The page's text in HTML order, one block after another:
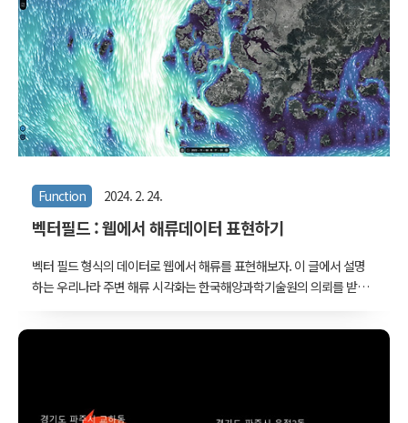
을 올려 웹브라우저에서 시각화하는 경우라면 그리 문제는 안 된다. 보
통의 컴퓨터들의 성능이 많이 좋아졌기 때문에 웬만한 컴퓨터에서 웹
브라우저로 100MB 남짓의 데이터를 올려서 그리는건 큰 문제가 되지
않는다.kepler.gl 같은 deck.gl 기반의 서비스가 바로 그러한 경우다.
사이트에 접속한 후 ..
Function 2024. 2. 24.
벡터필드 : 웹에서 해류데이터 표현하기
벡터 필드 형식의 데이터로 웹에서 해류를 표현해보자. 이 글에서 설명
하는 우리나라 주변 해류 시각화는 한국해양과학기술원의 의뢰를 받아
스템 이 서비스는 해양수산부의 지원으로 한국해양과학기술원에서 개
설명이 있다. 벡터필드 : 풍속 데이터로 바람 그리기 풍속 데이터로 바